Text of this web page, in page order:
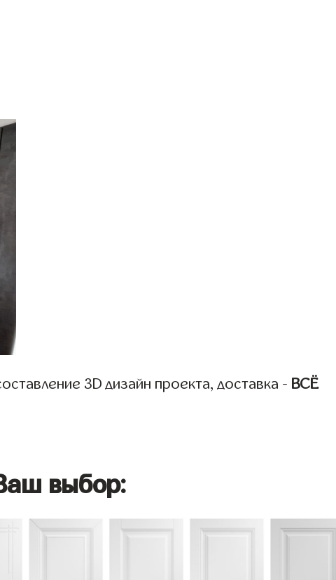
3D дизайн проекта, доставка - ВСЁ
выбор: